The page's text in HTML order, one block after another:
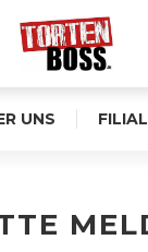
UNS